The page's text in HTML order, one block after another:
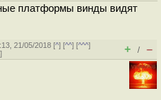
платформы винды видят
21/05/2018 [^] [^^] [^^^]
] + / –